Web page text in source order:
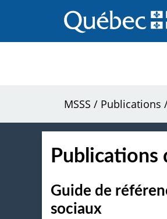
au
contenu
MSSS / Publications
Publications
Guide de
sociaux